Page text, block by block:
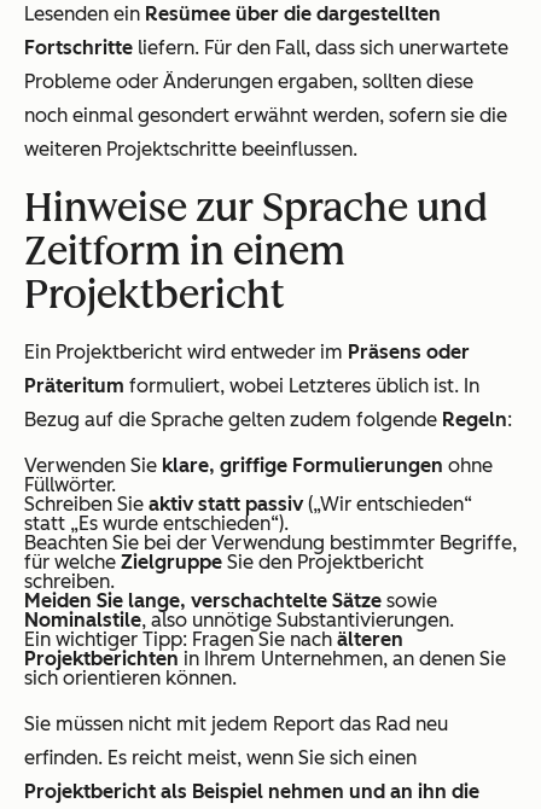
Lesenden ein Resümee über die dargestellten
Fortschritte liefern. Für den Fall, dass sich unerwartete
Probleme oder Änderungen ergaben, sollten diese
noch einmal gesondert erwähnt werden, sofern sie die
weiteren Projektschritte beeinflussen.
Hinweise zur Sprache und
Zeitform in einem
Projektbericht
Ein Projektbericht wird entweder im Präsens oder
Präteritum formuliert, wobei Letzteres üblich ist. In
Bezug auf die Sprache gelten zudem folgende Regeln:
Verwenden Sie klare, griffige Formulierungen ohne
Füllwörter.
Schreiben Sie aktiv statt passiv(„Wir entschieden“
statt „Es wurde entschieden“).
Beachten Sie bei der Verwendung bestimmter Begriffe,
für welche Zielgruppe Sie den Projektbericht
schreiben.
Meiden Sie lange, verschachtelte Sätze sowie
Nominalstile, also unnötige Substantivierungen.
Ein wichtiger Tipp: Fragen Sie nach älteren
Projektberichten in Ihrem Unternehmen, an denen Sie
sich orientieren können.
Sie müssen nicht mit jedem Report das Rad neu
erfinden. Es reicht meist, wenn Sie sich einen
Projektbericht als Beispiel nehmen und an ihn die